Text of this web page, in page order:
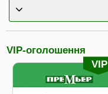
VIP-оголошення
VIP